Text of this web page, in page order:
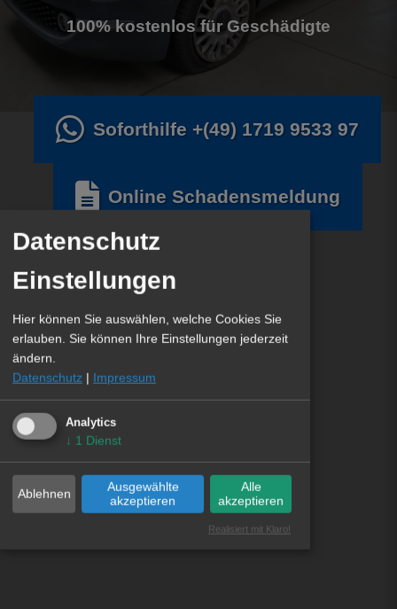
100% kostenlos für Geschädigte
Soforthilfe +(49) 1719 9533 97
Online Schadensmeldung
Datenschutz
Einstellungen
Hier können Sie auswählen, welche Cookies Sie
erlauben. Sie können Ihre Einstellungen jederzeit
ändern.
Datenschutz | Impressum
Analytics
↓ 1 Dienst
Ablehnen
Ausgewählte
akzeptieren
Alle
akzeptieren
Realisiert mit Klaro!